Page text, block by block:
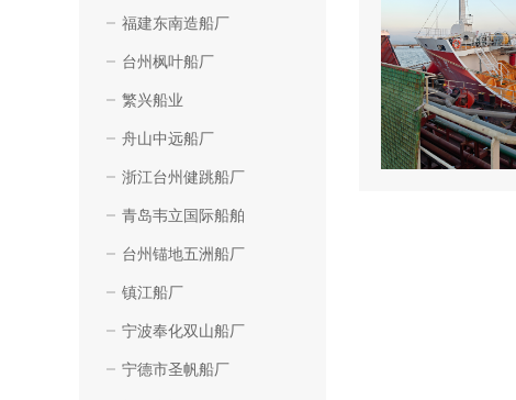
福建东南造船厂
台州枫叶船厂
繁兴船业
舟山中远船厂
浙江台州健跳船厂
青岛韦立国际船舶
台州锚地五洲船厂
镇江船厂
宁波奉化双山船厂
宁德市圣帆船厂